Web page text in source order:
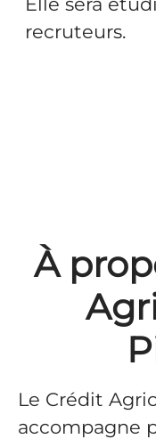
recruteurs.
À
Le Crédit
accompagne